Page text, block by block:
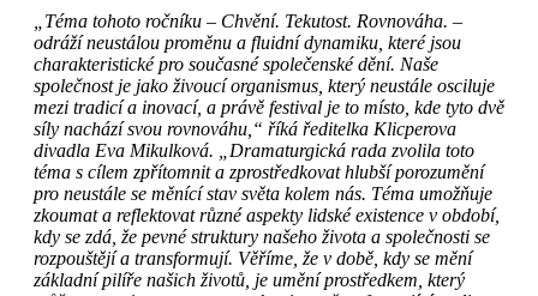
„Téma tohoto ročníku – Chvění. Tekutost. Rovnováha. –
odráží neustálou proměnu a fluidní dynamiku, které jsou
charakteristické pro současné společenské dění. Naše
společnost je jako živoucí organismus, který neustále osciluje
mezi tradicí a inovací, a právě festival je to místo, kde tyto dvě
síly nachází svou rovnováhu,“ říká ředitelka Klicperova
divadla Eva Mikulková. „Dramaturgická rada zvolila toto
téma s cílem zpřítomnit a zprostředkovat hlubší porozumění
pro neustále se měnící stav světa kolem nás. Téma umožňuje
zkoumat a reflektovat různé aspekty lidské existence v období,
kdy se zdá, že pevné struktury našeho života a společnosti se
rozpouštějí a transformují. Věříme, že v době, kdy se mění
základní pilíře našich životů, je umění prostředkem, který